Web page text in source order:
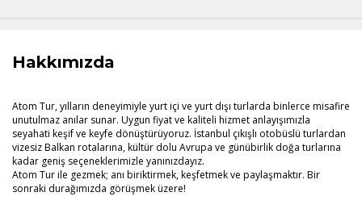
Hakkımızda
Atom Tur, yılların deneyimiyle yurt içi ve yurt dışı turlarda binlerce misafire
unutulmaz anılar sunar. Uygun fiyat ve kaliteli hizmet anlayışımızla
seyahati keşif ve keyfe dönüştürüyoruz. İstanbul çıkışlı otobüslü turlardan
vizesiz Balkan rotalarına, kültür dolu Avrupa ve günübirlik doğa turlarına
kadar geniş seçeneklerimizle yanınızdayız.
Atom Tur ile gezmek; anı biriktirmek, keşfetmek ve paylaşmaktır. Bir
sonraki durağımızda görüşmek üzere!